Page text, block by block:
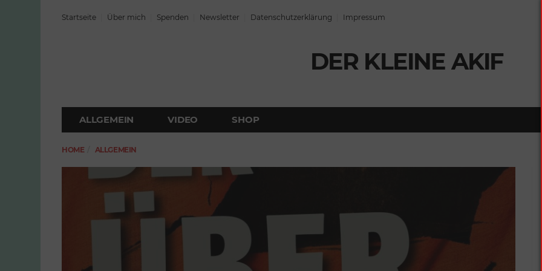
Startseite Über mich Spenden Newsletter Datenschutzerklärung Impressum
DER KLEINE AKIF
ALLGEMEIN VIDEO SHOP
HOME ALLGEMEIN